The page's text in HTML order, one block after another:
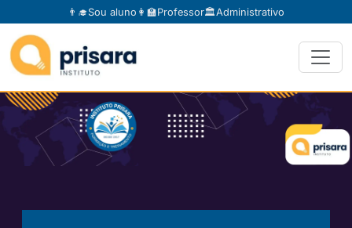
👨‍🎓Sou aluno 👩‍🏫Professor🏛️Administrativo